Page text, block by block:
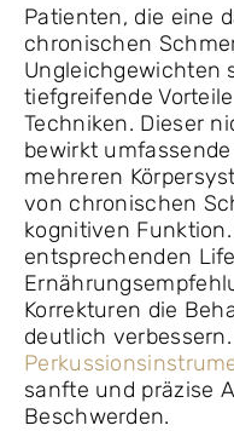
Patienten, die eine
chronischen
Ungleichgewichten
tiefgreifende
Techniken. Dieser
bewirkt
mehreren
von chronischen
kognitiven
entsprechenden
Korrekturen die
deutlich
sanfte und präzise
Beschwerden.